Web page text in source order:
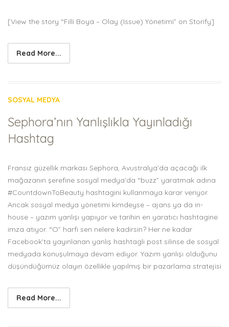
[View the story “Filli Boya – Olay (Issue) Yönetimi” on Storify]
Read More...
SOSYAL MEDYA
Sephora’nın Yanlışlıkla Yayınladığı
Hashtag
Fransız güzellik markası Sephora, Avustralya’da açacağı ilk
mağazanın şerefine sosyal medya’da “buzz” yaratmak adına
#CountdownToBeauty hashtagini kullanmaya karar veriyor.
Ancak sosyal medya yönetimi kimdeyse – ajans ya da in-
house – yazım yanlışı yapıyor ve tarihin en yaratıcı hashtagine
imza atıyor. “O” harfi sen nelere kadirsin? Her ne kadar
Facebook’ta yayınlanan yanlış hashtagli post silinse de sosyal
medyada konuşulmaya devam ediyor. Yazım yanlışı olduğunu
düşündüğümüz olayın özellikle yapılmış bir pazarlama stratejisi
Read More...